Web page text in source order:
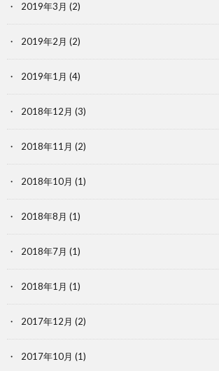
2019年3月 (2)
2019年2月 (2)
2019年1月 (4)
2018年12月 (3)
2018年11月 (2)
2018年10月 (1)
2018年8月 (1)
2018年7月 (1)
2018年1月 (1)
2017年12月 (2)
2017年10月 (1)